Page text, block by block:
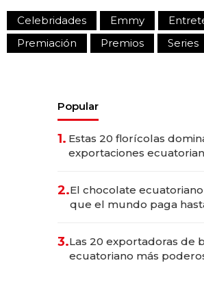
Celebridades Emmy
Premiación
Premios Series
Popular
1. Estas 20 florícolas
exportaciones
2.El chocolate
que el mundo paga
3.Las 20 exportadoras de
ecuatoriano más